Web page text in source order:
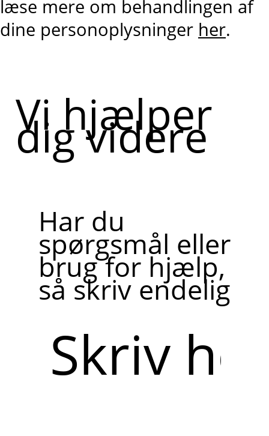
læse mere om behandlingen af
dine personoplysninger her.
Vi hjælper
dig videre
Har du
spørgsmål eller
brug for hjælp,
så skriv endelig
her